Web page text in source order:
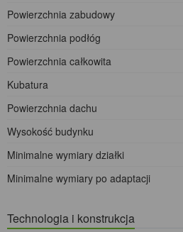
Powierzchnia zabudowy
Powierzchnia podłóg
Powierzchnia całkowita
Kubatura
Powierzchnia dachu
Wysokość budynku
Minimalne wymiary działki
Minimalne wymiary po adaptacji
Technologia i konstrukcja